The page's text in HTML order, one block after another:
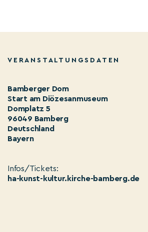
VERANSTALTUNGSDATEN
Bamberger Dom
Start am Diözesanmuseum
Domplatz 5
96049 Bamberg
Deutschland
Bayern
Infos/Tickets:
ha-kunst-kultur.kirche-bamberg.de